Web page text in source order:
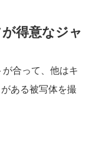
得意なジャ
合って、他はキ
ある被写体を撮